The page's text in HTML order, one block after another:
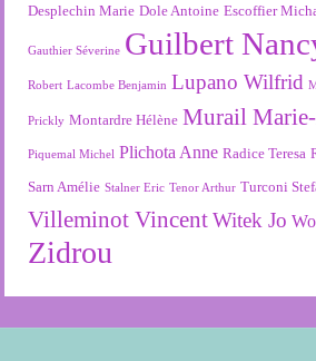
Desplechin Marie Dole Antoine Escoffier
Gauthier Séverine Guilbert
Robert Lacombe Benjamin Lupano Wilfrid
Prickly Montardre Hélène Murail
Piquemal Michel Plichota Anne Radice Teresa
Sarn Amélie Stalner Eric Tenor Arthur Turconi
Villeminot Vincent Witek Jo
Zidrou